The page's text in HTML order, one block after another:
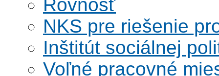
Rovnosť
NKS pre riešenie
Inštitút sociálnej
Voľné pracovné